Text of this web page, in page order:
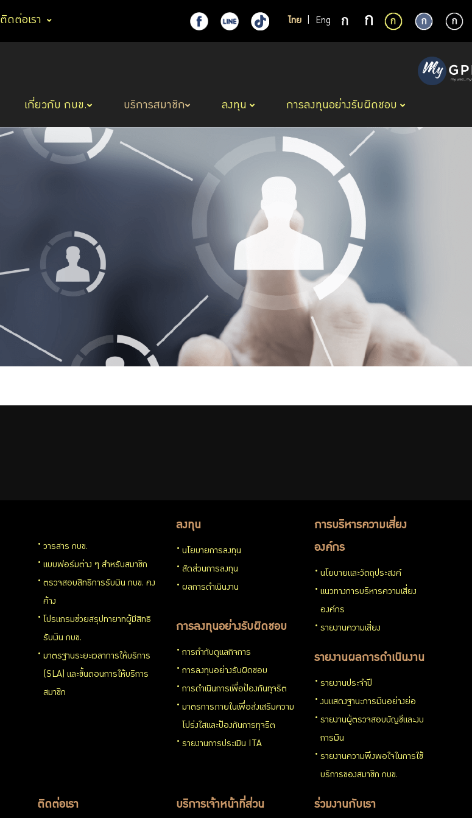
ไทย Eng
ติดต่อเรา
เกี่ยวกับ กบข. บริการสมาชิก ลงทุน การลงทุนอย่างรับผิดชอบ
วารสาร กบข.
แบบฟอร์มต่าง ๆ สำหรับสมาชิก
ตรวจสอบสิทธิการรับเงิน กบข. คง
ค้าง
โปรแกรมช่วยสรุปทายาทผู้มีสิทธิ
รับเงิน กบข.
มาตรฐานระยะเวลาการให้บริการ
(SLA) และขั้นตอนการให้บริการ
สมาชิก
ลงทุน
นโยบายการลงทุน
สัดส่วนการลงทุน
ผลการดำเนินงาน
การลงทุนอย่างรับผิดชอบ
การกำกับดูแลกิจการ
การลงทุนอย่างรับผิดชอบ
การดำเนินการเพื่อป้องกันทุจริต
มาตรการภายในเพื่อส่งเสริมความ
โปร่งใสและป้องกันการทุจริต
รายงานการประเมิน ITA
การบริหารความเสี่ยง
องค์กร
นโยบายและวัตถุประสงค์
แนวทางการบริหารความเสี่ยง
องค์กร
รายงานความเสี่ยง
รายงานผลการดำเนินงาน
รายงานประจำปี
งบแสดงฐานะการเงินอย่างย่อ
รายงานผู้ตรวจสอบบัญชีและงบ
การเงิน
รายงานความพึงพอใจในการใช้
บริการของสมาชิก กบข.
ติดต่อเรา บริการเจ้าหน้าที่ส่วน ร่วมงานกับเรา